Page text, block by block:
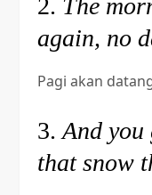
2. The
again, no
Pagi akan
3.And you
that snow